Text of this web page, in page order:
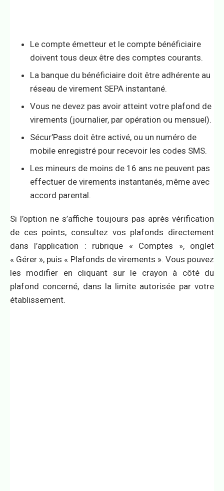
Le compte émetteur et le compte bénéficiaire
doivent tous deux être des comptes courants.
La banque du bénéficiaire doit être adhérente au
réseau de virement SEPA instantané.
Vous ne devez pas avoir atteint votre plafond de
virements (journalier, par opération ou mensuel).
Sécur’Pass doit être activé, ou un numéro de
mobile enregistré pour recevoir les codes SMS.
Les mineurs de moins de 16 ans ne peuvent pas
effectuer de virements instantanés, même avec
accord parental.
Si l’option ne s’affiche toujours pas après vérification
de ces points, consultez vos plafonds directement
dans l’application : rubrique « Comptes », onglet
« Gérer », puis « Plafonds de virements ». Vous pouvez
les modifier en cliquant sur le crayon à côté du
plafond concerné, dans la limite autorisée par votre
établissement.